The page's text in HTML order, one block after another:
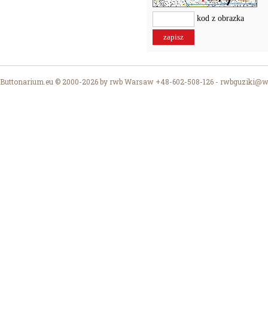
kod z obrazka
Buttonarium.eu © 2000-2026 by rwb Warsaw +48-602-508-126 -